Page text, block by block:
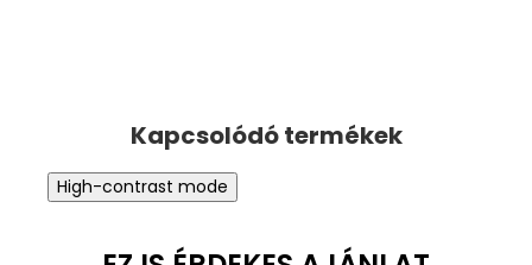
High-contrast mode